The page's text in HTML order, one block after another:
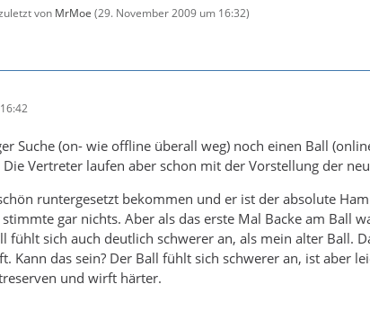
von MrMoe (29. November 2009 um 16:32)
Suche (on- wie offline überall weg) noch einen Ball
Vertreter laufen aber schon mit der Vorstellung der
runtergesetzt bekommen und er ist der absolute
gar nichts. Aber als das erste Mal Backe am Ball
fühlt sich auch deutlich schwerer an, als mein alter Ball.
Kann das sein? Der Ball fühlt sich schwerer an, ist aber
und wirft härter.